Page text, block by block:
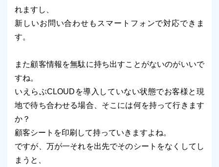
れますし、
新しいお問い合わせもスマートフォンで対応できま
す。
また顧客情報を無駄に持ち出すことがないのがいいで
すね。
いえらぶCLOUDを導入していない状態でお客様と現
地で待ち合わせる場合、そこには何を持って行きます
か？
顧客シートを印刷して持っていきますよね。
ですが、万が一それを出先でそのシートをなくしてし
まうと、